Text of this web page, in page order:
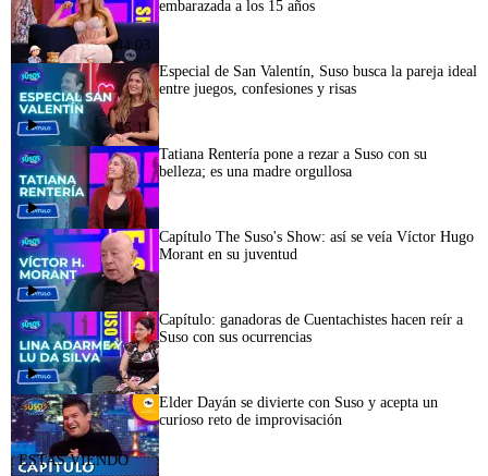
44:03
embarazada a los 15 años
45:11
Especial de San Valentín, Suso busca la pareja ideal
entre juegos, confesiones y risas
Tatiana Rentería pone a rezar a Suso con su
belleza; es una madre orgullosa
Capítulo The Suso's Show: así se veía Víctor Hugo
Morant en su juventud
44:58
Capítulo: ganadoras de Cuentachistes hacen reír a
Suso con sus ocurrencias
Elder Dayán se divierte con Suso y acepta un
curioso reto de improvisación